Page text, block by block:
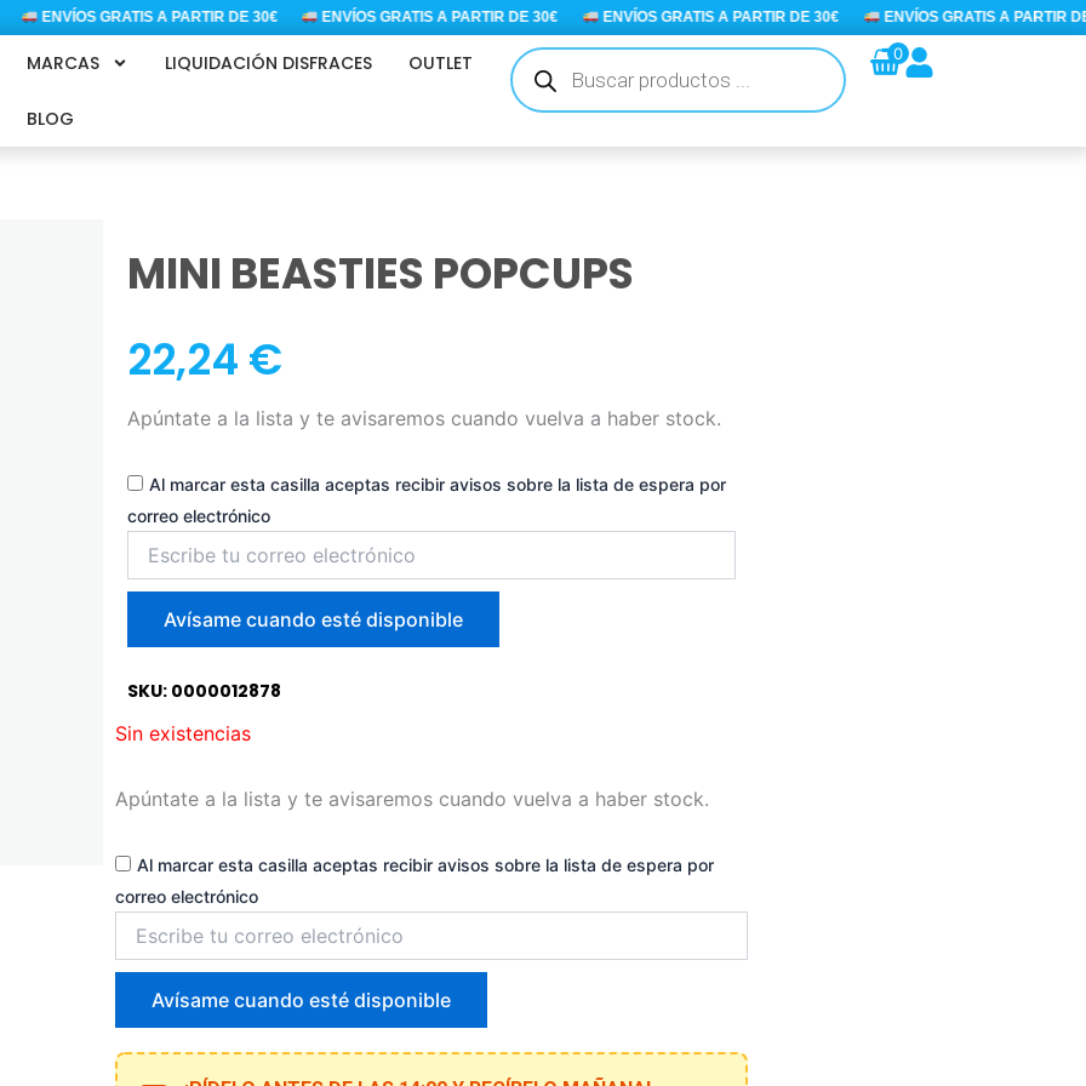
ENVÍOS GRATIS A PARTIR DE 30€ ENVÍOS GRATIS A PARTIR DE 30€ ENVÍOS GRATIS A PARTIR DE 30€ ENVÍOS GRATIS A PARTIR DE
MARCAS LIQUIDACIÓN DISFRACES OUTLET
BLOG
Búsqueda
de
productos
0
MINI BEASTIES POPCUPS
22,24 €
Apúntate a la lista y te avisaremos cuando vuelva a haber stock.
Al marcar esta casilla aceptas recibir avisos sobre la lista de espera por
correo electrónico
correo
la
de
Avísame cuando esté disponible
SKU: 0000012878
Sin existencias
Apúntate a la lista y te avisaremos cuando vuelva a haber stock.
Al marcar esta casilla aceptas recibir avisos sobre la lista de espera por
correo electrónico
correo
la
Avísame cuando esté disponible